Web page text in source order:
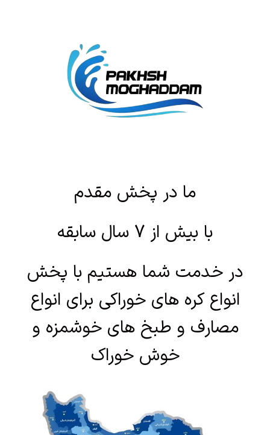
ما در پخش مقدم
با بیش از 7 سال سابقه
در خدمت شما هستیم با پخش
انواع کره های خوراکی برای انواع
مصارف و طبخ های خوشمزه و
خوش خوراک